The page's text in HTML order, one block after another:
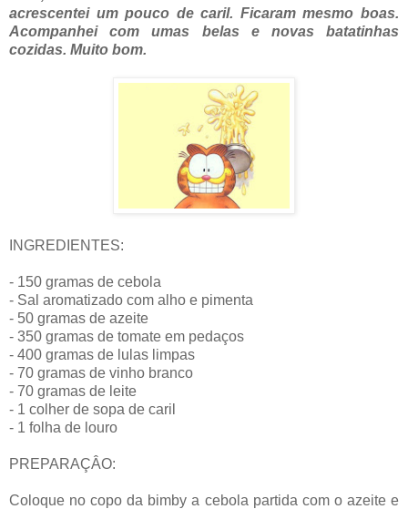
acrescentei um pouco de caril. Ficaram mesmo boas.
Acompanhei com umas belas e novas batatinhas
cozidas. Muito bom.
INGREDIENTES:
- 150 gramas de cebola
- Sal aromatizado com alho e pimenta
- 50 gramas de azeite
- 350 gramas de tomate em pedaços
- 400 gramas de lulas limpas
- 70 gramas de vinho branco
- 70 gramas de leite
- 1 colher de sopa de caril
- 1 folha de louro
PREPARAÇÂO:
Coloque no copo da bimby a cebola partida com o azeite e